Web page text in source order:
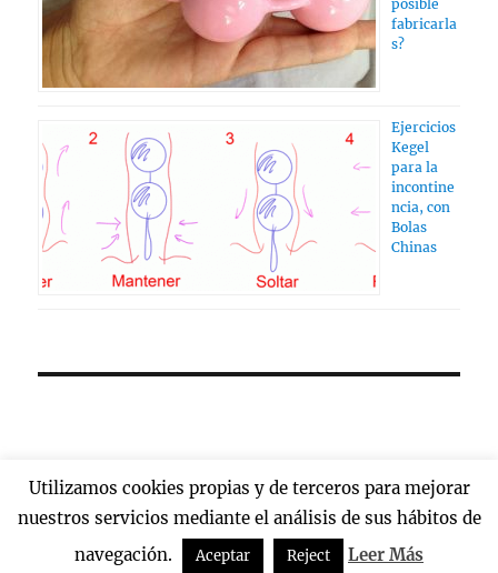
posible
fabricarla
s?
Ejercicios
Kegel
para la
incontine
ncia, con
Bolas
Chinas
Funciona gracias a WordPress
Utilizamos cookies propias y de terceros para mejorar
nuestros servicios mediante el análisis de sus hábitos de
navegación.
Aceptar Reject Leer Más